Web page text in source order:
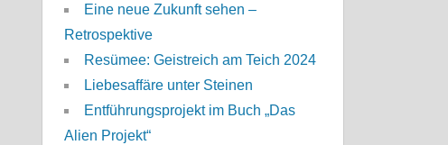
Eine neue Zukunft sehen –
Retrospektive
Resümee: Geistreich am Teich 2024
Liebesaffäre unter Steinen
Entführungsprojekt im Buch „Das
Alien Projekt“